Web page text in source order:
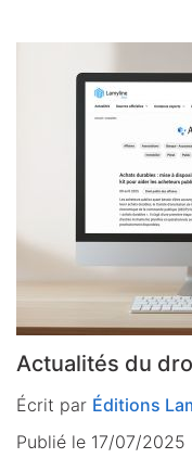
Actualités du
Écrit par Éditions
Publié le 17/07/2025